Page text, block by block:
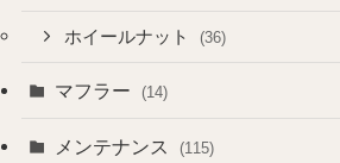
ホイールナット (36)
マフラー (14)
メンテナンス (115)